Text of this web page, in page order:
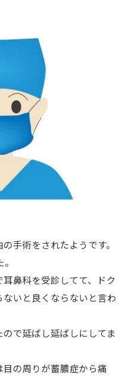
手術をされたようです。
鼻科を受診してて、ドク
いと良くならないと言わ
で延ばし延ばしにしてま
の周りが蓄膿症から痛